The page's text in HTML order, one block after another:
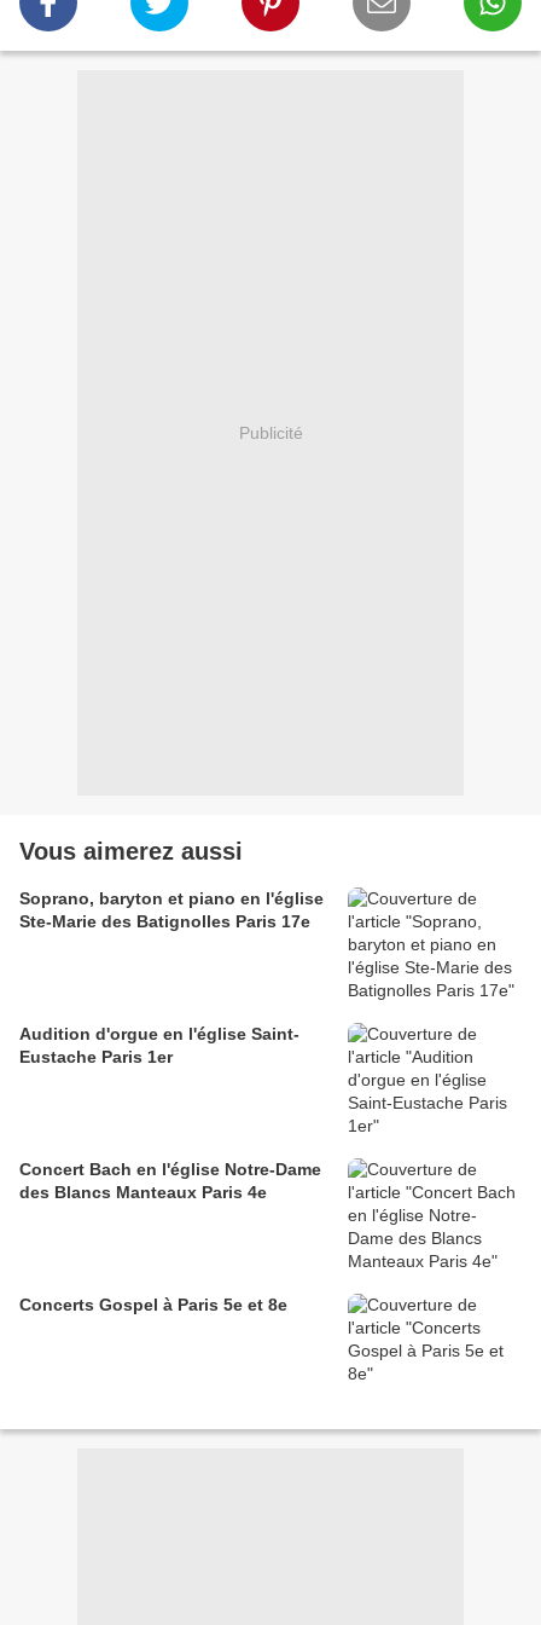
Publicité
Vous aimerez aussi
Soprano, baryton et piano en l'église
Ste-Marie des Batignolles Paris 17e
Audition d'orgue en l'église Saint-
Eustache Paris 1er
Concert Bach en l'église Notre-Dame
des Blancs Manteaux Paris 4e
Concerts Gospel à Paris 5e et 8e